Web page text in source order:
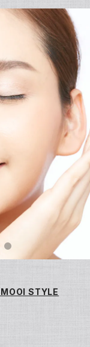
MOOI STYLE